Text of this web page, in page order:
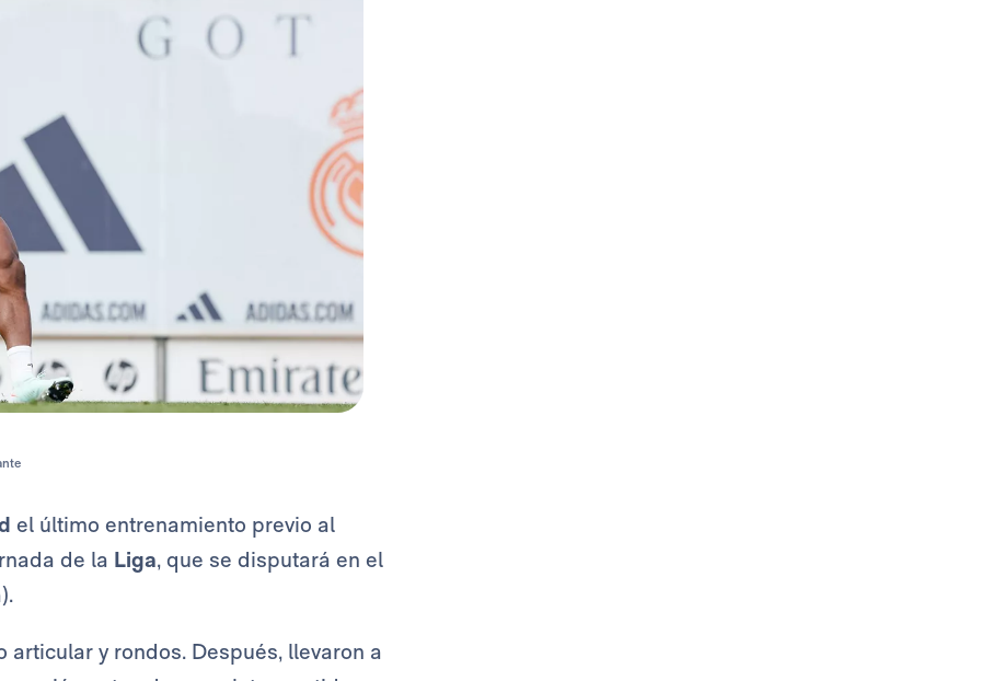
el último entrenamiento previo al
de la Liga, que se disputará en el
y rondos. Después, llevaron a